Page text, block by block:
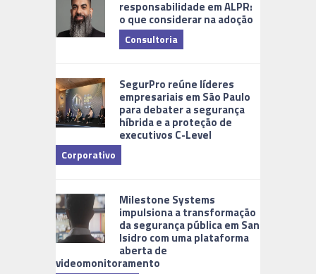
responsabilidade em ALPR:
o que considerar na adoção
Consultoria
SegurPro reúne líderes
empresariais em São Paulo
para debater a segurança
híbrida e a proteção de
executivos C-Level
Corporativo
Milestone Systems
impulsiona a transformação
da segurança pública em San
Isidro com uma plataforma
aberta de
videomonitoramento